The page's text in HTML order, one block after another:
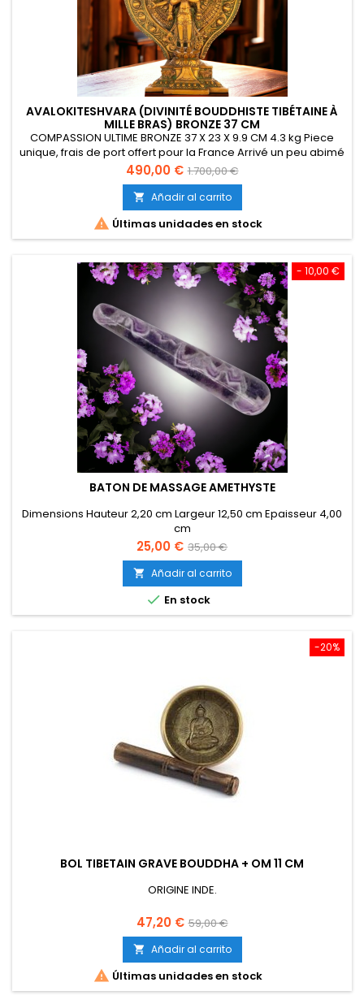
AVALOKITESHVARA (DIVINITÉ BOUDDHISTE TIBÉTAINE À
MILLE BRAS) BRONZE 37 CM
COMPASSION ULTIME BRONZE 37 X 23 X 9.9 CM 4.3 kg Piece
unique, frais de port offert pour la France Arrivé un peu abimé
à l arrière mais pas du tout visible devant. Prix normal 700 €
vendu 450 €
Precio
490,00 € Precio
base
1.700,00 €
 Añadir al carrito
 Últimas unidades en stock
- 10,00 €
BATON DE MASSAGE AMETHYSTE
Dimensions Hauteur 2,20 cm Largeur 12,50 cm Epaisseur 4,00
cm
Precio
25,00 € Precio
base
35,00 €
 Añadir al carrito
 En stock
-20%
BOL TIBETAIN GRAVE BOUDDHA + OM 11 CM
ORIGINE INDE.
Precio
47,20 € Precio
base
59,00 €
 Añadir al carrito
 Últimas unidades en stock